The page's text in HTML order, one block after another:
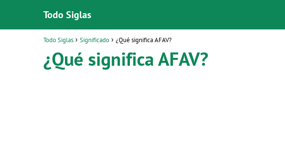
Todo Siglas
Todo Siglas Significado ¿Qué significa AFAV?
¿Qué significa AFAV?